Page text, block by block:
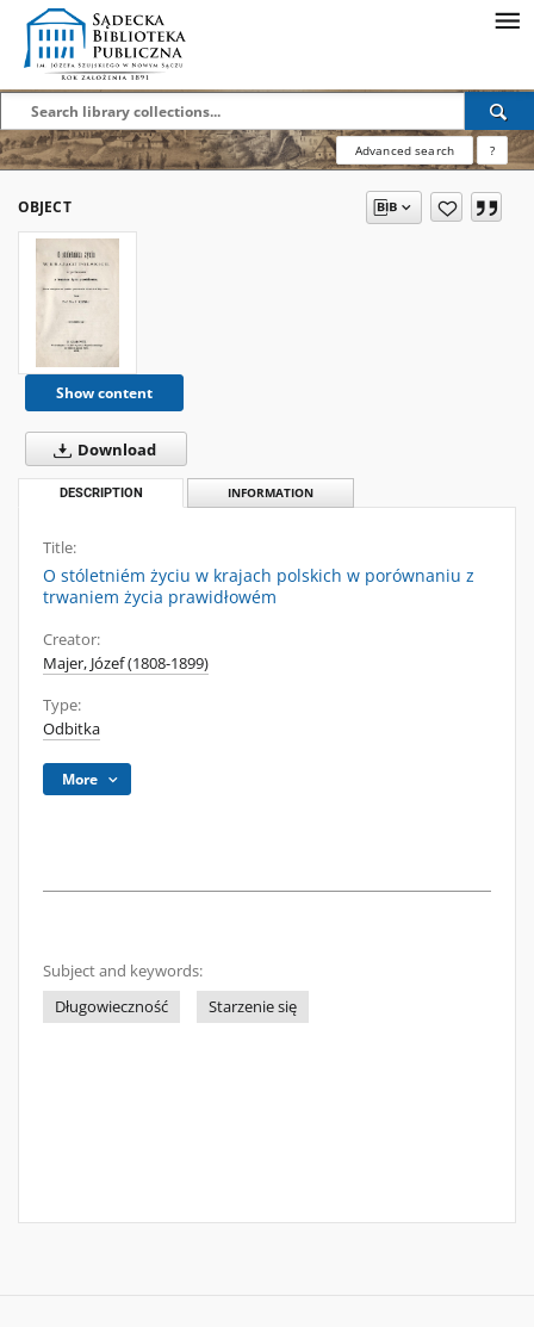
Advanced search ?
OBJECT
Show content
Download
DESCRIPTION INFORMATION
Title:
O stóletniém życiu w krajach polskich w porównaniu z
trwaniem życia prawidłowém
Creator:
Majer, Józef (1808-1899)
Type:
Odbitka
More
Subject and keywords:
Długowieczność
Starzenie się